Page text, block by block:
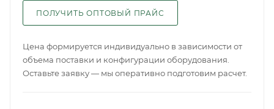
ПОЛУЧИТЬ ОПТОВЫЙ ПРАЙС
Цена формируется индивидуально в зависимости от
объема поставки и конфигурации оборудования.
Оставьте заявку — мы оперативно подготовим расчет.